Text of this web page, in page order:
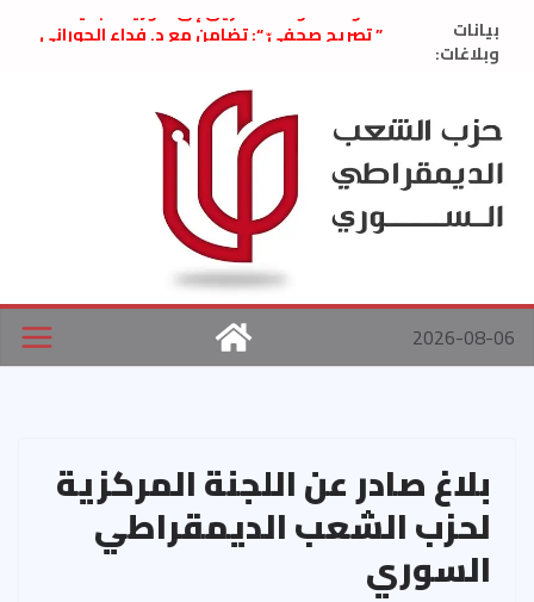
بيانات
وبلاغات:
الدولة الموحّدة.. طريق إلى سورية الجديدة
” تصريح صحفيّ “: تضامن مع د. فداء الحوراني
العام السابق لحزب الاتحاد الاشتراكي العربي
الديمقراطي
بلاغ صادر عن اجتماع اللجنة المركزية نيسان
2026
الحرب الأمريكية الإسرائيلية على نظام الملالي
في إيران .. بيان من حزب الشعب الديمقراطي
السوري
2026-08-06
بلاغ صادر عن اللجنة المركزية
لحزب الشعب الديمقراطي
السوري